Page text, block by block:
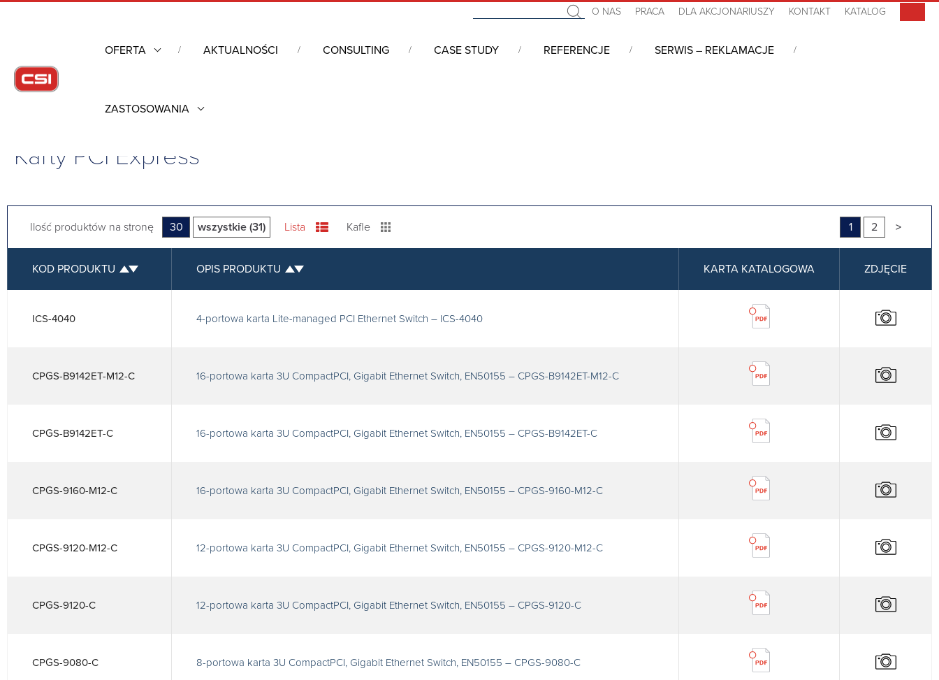
O NAS PRACA DLA AKCJONARIUSZY KONTAKT KATALOG
OFERTA AKTUALNOŚCI CONSULTING CASE STUDY REFERENCJE SERWIS – REKLAMACJE
ZASTOSOWANIA
Komunikacja przemysłowa
Karty PCI Express
Ilość produktów na stronę 30 wszystkie (31) Lista Kafle 1 2 >
KOD PRODUKTU OPIS PRODUKTU KARTA KATALOGOWA ZDJĘCIE
ICS-4040 4-portowa karta Lite-managed PCI Ethernet Switch – ICS-4040
CPGS-B9142ET-M12-C 16-portowa karta 3U CompactPCI, Gigabit Ethernet Switch, EN50155 – CPGS-B9142ET-M12-C
CPGS-B9142ET-C 16-portowa karta 3U CompactPCI, Gigabit Ethernet Switch, EN50155 – CPGS-B9142ET-C
CPGS-9160-M12-C 16-portowa karta 3U CompactPCI, Gigabit Ethernet Switch, EN50155 – CPGS-9160-M12-C
CPGS-9120-M12-C 12-portowa karta 3U CompactPCI, Gigabit Ethernet Switch, EN50155 – CPGS-9120-M12-C
CPGS-9120-C 12-portowa karta 3U CompactPCI, Gigabit Ethernet Switch, EN50155 – CPGS-9120-C
CPGS-9080-C 8-portowa karta 3U CompactPCI, Gigabit Ethernet Switch, EN50155 – CPGS-9080-C